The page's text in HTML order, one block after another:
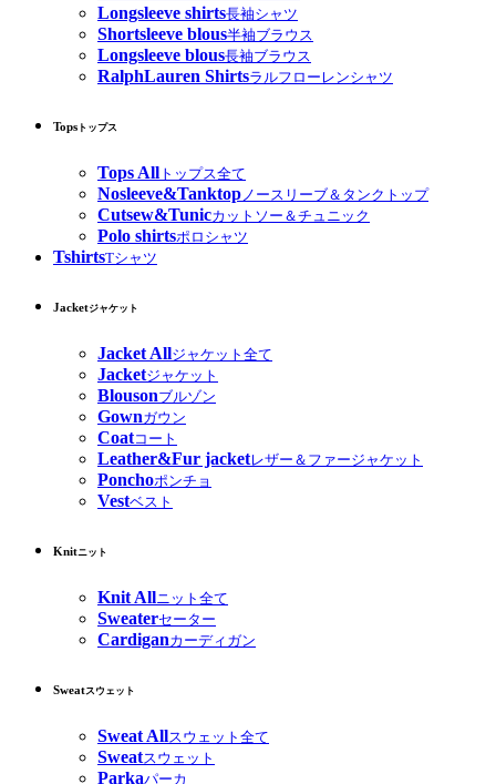
Longsleeve shirts長袖シャツ
Shortsleeve blous半袖ブラウス
Longsleeve blous長袖ブラウス
RalphLauren Shirtsラルフローレンシャツ
Tops トップス
Tops All トップス全て
Nosleeve&Tanktop ノースリーブ＆タンクトップ
Cutsew&Tunicカットソー＆チュニック
Polo shirtsポロシャツ
TshirtsTシャツ
Jacketジャケット
Jacket Allジャケット全て
Jacketジャケット
Blousonブルゾン
Gownガウン
Coatコート
Leather&Fur jacketレザー＆ファージャケット
Ponchoポンチョ
Vestベスト
Knitニット
Knit Allニット全て
Sweaterセーター
Cardiganカーディガン
Sweatスウェット
Sweat Allスウェット全て
Sweatスウェット
Parkaパーカ